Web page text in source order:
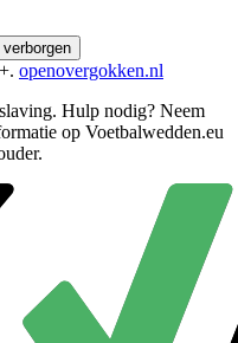
openovergokken.nl
Hulp nodig? Neem
op Voetbalwedden.eu